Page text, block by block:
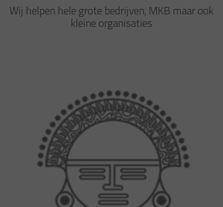
Wij helpen hele grote bedrijven, MKB maar ook
kleine organisaties